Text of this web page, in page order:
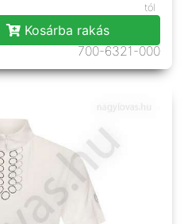
tól
Kosárba rakás
700-6321-000